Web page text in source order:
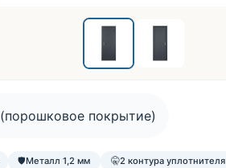
(порошковое покрытие)
🛡️Металл 1,2 мм 🤫2 контура уплотнителя